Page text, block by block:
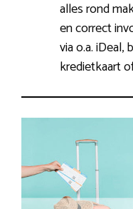
alles rond
en correct
via o.a. iDeal,
kredietkaart